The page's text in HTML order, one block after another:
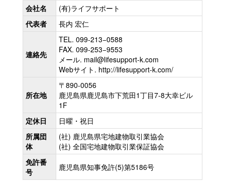
会社名
(有)ライフサポート
代表者
長内 宏仁
連絡先
TEL. 099-213−0588
FAX. 099-253−9553
メール. mail@lifesupport-k.com
Webサイト. http://lifesupport-k.com/
所在地
〒890-0056
鹿児島県鹿児島市下荒田1丁目7-8大幸ビル
1F
定休日
日曜・祝日
所属団
体
(社) 鹿児島県宅地建物取引業協会
(社) 全国宅地建物取引業保証協会
免許番
号
鹿児島県知事免許(5)第5186号